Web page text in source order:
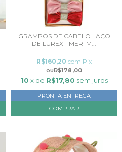
GRAMPOS DE CABELO LAÇO
DE LUREX - MERI M...
R$178,00
R$160,20 com Pix
10 x de R$17,80 sem juros
PRONTA ENTREGA